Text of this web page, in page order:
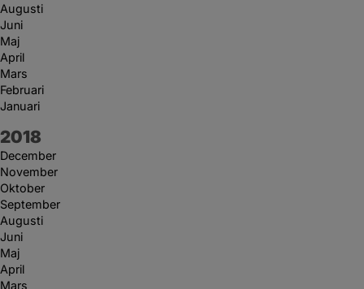
Augusti
Juni
Maj
April
Mars
Februari
Januari
År:
2018
December
November
Oktober
September
Augusti
Juni
Maj
April
Mars